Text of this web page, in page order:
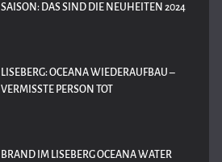
SAISON: DAS SIND DIE NEUHEITEN 2024
LISEBERG: OCEANA WIEDERAUFBAU –
VERMISSTE PERSON TOT
BRAND IM LISEBERG OCEANA WATER